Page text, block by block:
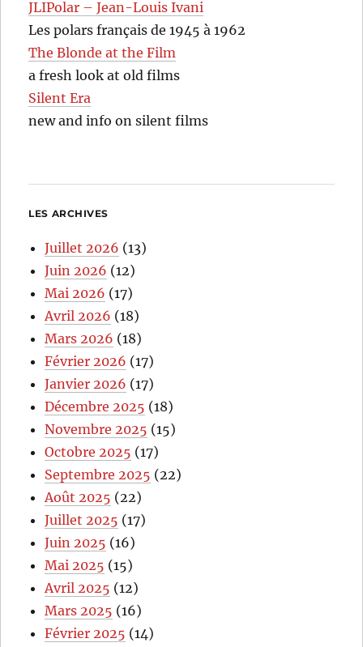
JLIPolar – Jean-Louis Ivani
Les polars français de 1945 à 1962
The Blonde at the Film
a fresh look at old films
Silent Era
new and info on silent films
LES ARCHIVES
Juillet 2026 (13)
Juin 2026 (12)
Mai 2026 (17)
Avril 2026 (18)
Mars 2026 (18)
Février 2026 (17)
Janvier 2026 (17)
Décembre 2025 (18)
Novembre 2025 (15)
Octobre 2025 (17)
Septembre 2025 (22)
Août 2025 (22)
Juillet 2025 (17)
Juin 2025 (16)
Mai 2025 (15)
Avril 2025 (12)
Mars 2025 (16)
Février 2025 (14)